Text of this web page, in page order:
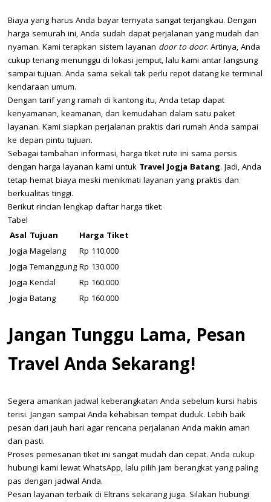
Biaya yang harus Anda bayar ternyata sangat terjangkau. Dengan
harga semurah ini, Anda sudah dapat perjalanan yang mudah dan
nyaman. Kami terapkan sistem layanan door to door. Artinya, Anda
cukup tenang menunggu di lokasi jemput, lalu kami antar langsung
sampai tujuan. Anda sama sekali tak perlu repot datang ke terminal
kendaraan umum.
Dengan tarif yang ramah di kantong itu, Anda tetap dapat
kenyamanan, keamanan, dan kemudahan dalam satu paket
layanan. Kami siapkan perjalanan praktis dari rumah Anda sampai
ke depan pintu tujuan.
Sebagai tambahan informasi, harga tiket rute ini sama persis
dengan harga layanan kami untuk Travel Jogja Batang. Jadi, Anda
tetap hemat biaya meski menikmati layanan yang praktis dan
berkualitas tinggi.
Berikut rincian lengkap daftar harga tiket:
Tabel
Asal Tujuan
Harga Tiket
Jogja Magelang
Rp 110.000
Jogja TemanggungRp 130.000
Jogja Kendal
Rp 160.000
Jogja Batang Rp 160.000
Jangan Tunggu Lama, Pesan
Travel Anda Sekarang!
Segera amankan jadwal keberangkatan Anda sebelum kursi habis
terisi. Jangan sampai Anda kehabisan tempat duduk. Lebih baik
pesan dari jauh hari agar rencana perjalanan Anda makin aman
dan pasti.
Proses pemesanan tiket ini sangat mudah dan cepat. Anda cukup
hubungi kami lewat WhatsApp, lalu pilih jam berangkat yang paling
pas dengan jadwal Anda.
Pesan layanan terbaik di Eltrans sekarang juga. Silakan hubungi